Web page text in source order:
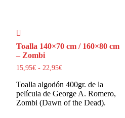
Toalla 140×70 cm / 160×80 cm
– Zombi
15,95€ - 22,95€Rango
precios:
desde
15,95€
Toalla algodón 400gr. de la
película de George A. Romero,
Zombi (Dawn of the Dead).